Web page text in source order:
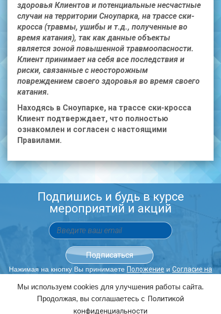
Мы используем cookies для улучшения работы сайта.
Продолжая, вы соглашаетесь с Политикой
конфиденциальности
здоровья Клиентов и потенциальные несчастные
случаи на территории Сноупарка, на трассе ски-
кросса (травмы, ушибы и т.д., полученные во
время катания), так как данные объекты
является зоной повышенной травмоопасности.
Клиент принимает на себя все последствия и
риски, связанные с неосторожным
повреждением своего здоровья во время своего
катания.
Находясь в Сноупарке, на трассе ски-кросса
Клиент подтверждает, что полностью
ознакомлен и согласен с настоящими
Правилами.
Подпишись и будь в курсе
мероприятий и акций
Нажимая на кнопку Вы принимаете Положение и Согласие на